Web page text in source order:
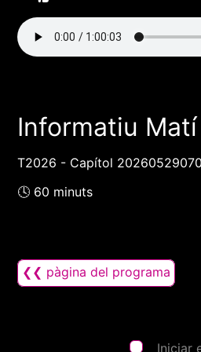
Informatiu
T2026 - Capítol
🕓 60 minuts
❮❮ pàgina del programa
Iniciar